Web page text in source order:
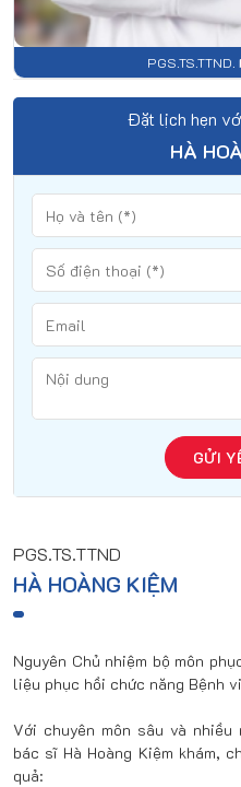
PGS.TS.TTND.
Đặt lịch hẹn
HÀ
GỬI
PGS.TS.TTND
HÀ HOÀNG KIỆM
Nguyên Chủ nhiệm bộ môn
liệu phục hồi chức năng Bệnh
Với chuyên môn sâu và nhiều
bác sĩ Hà Hoàng Kiệm khám,
quả: